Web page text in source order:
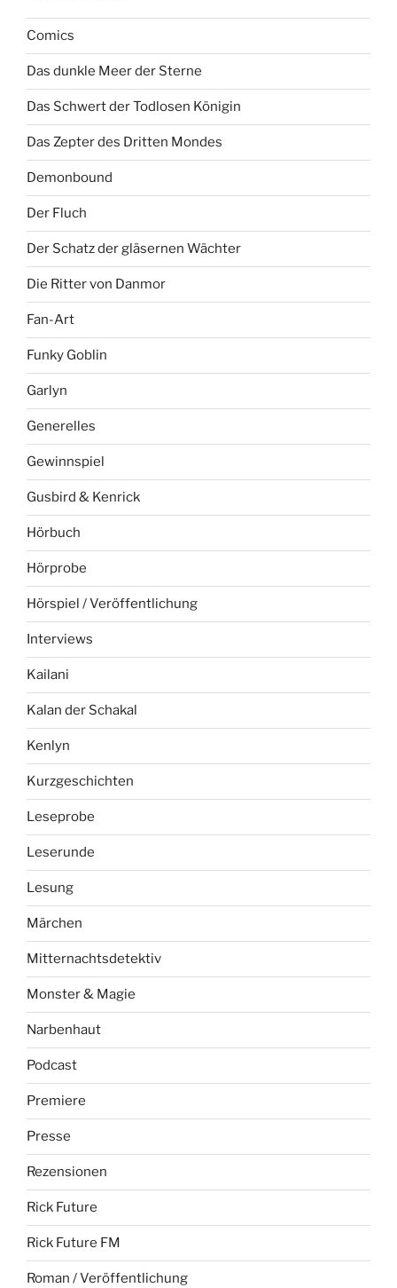
Comics
Das dunkle Meer der Sterne
Das Schwert der Todlosen Königin
Das Zepter des Dritten Mondes
Demonbound
Der Fluch
Der Schatz der gläsernen Wächter
Die Ritter von Danmor
Fan-Art
Funky Goblin
Garlyn
Generelles
Gewinnspiel
Gusbird & Kenrick
Hörbuch
Hörprobe
Hörspiel / Veröffentlichung
Interviews
Kailani
Kalan der Schakal
Kenlyn
Kurzgeschichten
Leseprobe
Leserunde
Lesung
Märchen
Mitternachtsdetektiv
Monster & Magie
Narbenhaut
Podcast
Premiere
Presse
Rezensionen
Rick Future
Rick Future FM
Roman / Veröffentlichung